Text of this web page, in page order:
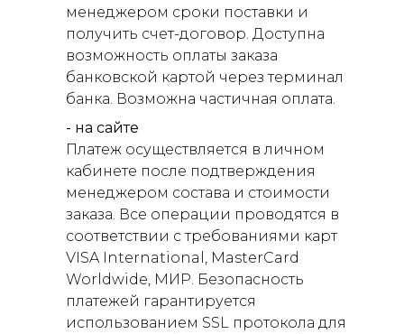
менеджером сроки поставки и
получить счет-договор. Доступна
возможность оплаты заказа
банковской картой через терминал
банка. Возможна частичная оплата.
- на сайте
Платеж осуществляется в личном
кабинете после подтверждения
менеджером состава и стоимости
заказа. Все операции проводятся в
соответствии с требованиями карт
VISA International, MasterCard
Worldwide, МИР. Безопасность
платежей гарантируется
использованием SSL протокола для